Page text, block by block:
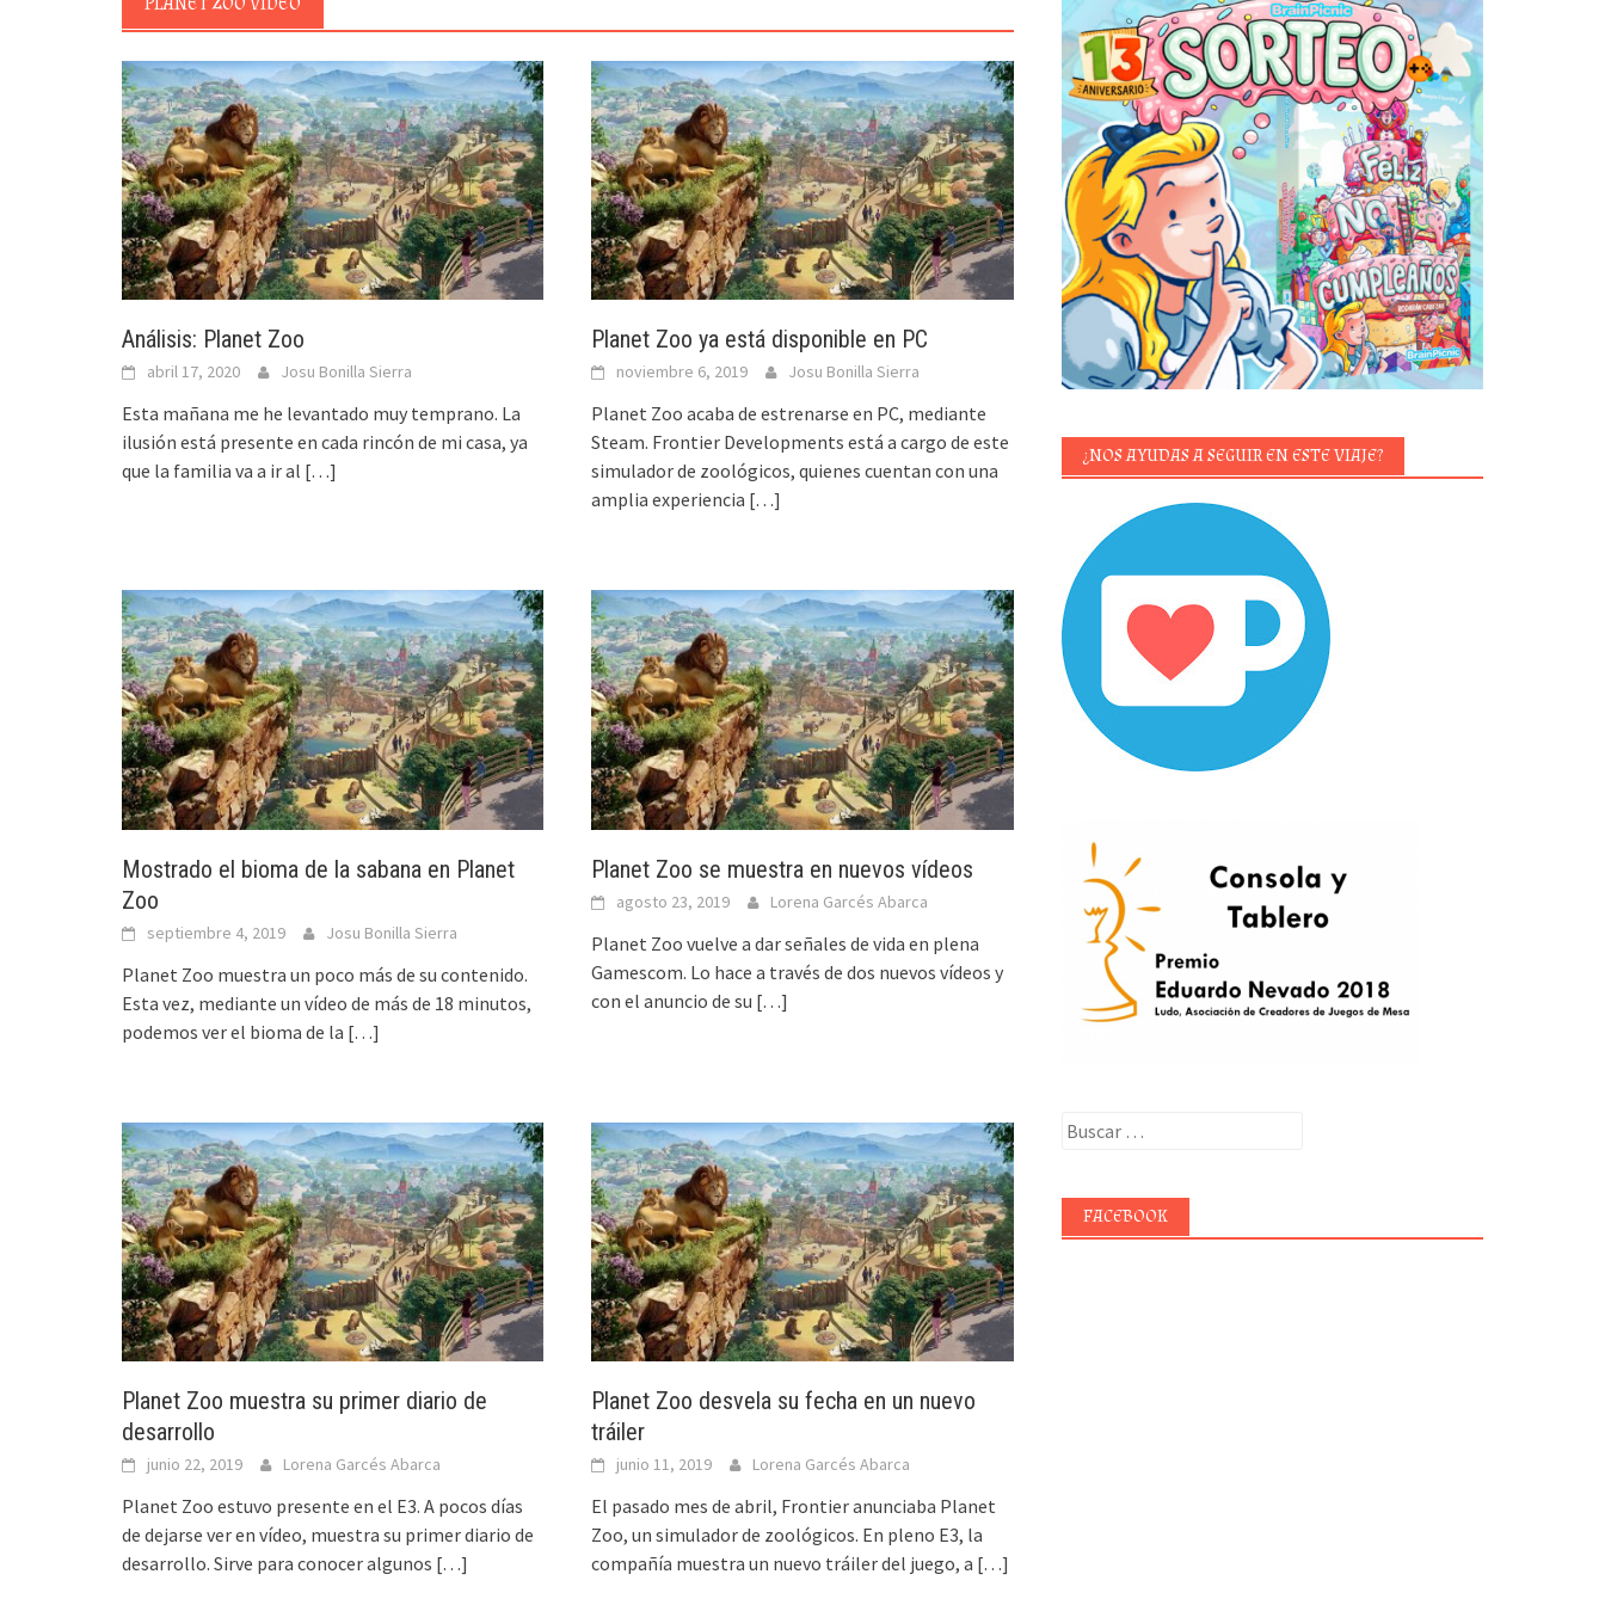
Análisis: Planet Zoo
abril 17, 2020 Josu Bonilla Sierra
Esta mañana me he levantado muy temprano. La
ilusión está presente en cada rincón de mi casa, ya
que la familia va a ir al […]
Planet Zoo ya está disponible en PC
noviembre 6, 2019 Josu Bonilla Sierra
Planet Zoo acaba de estrenarse en PC, mediante
Steam. Frontier Developments está a cargo de este
simulador de zoológicos, quienes cuentan con una
amplia experiencia […]
Mostrado el bioma de la sabana en Planet
Zoo
septiembre 4, 2019 Josu Bonilla Sierra
Planet Zoo muestra un poco más de su contenido.
Esta vez, mediante un vídeo de más de 18 minutos,
podemos ver el bioma de la […]
Planet Zoo se muestra en nuevos vídeos
agosto 23, 2019 Lorena Garcés Abarca
Planet Zoo vuelve a dar señales de vida en plena
Gamescom. Lo hace a través de dos nuevos vídeos y
con el anuncio de su […]
Planet Zoo muestra su primer diario de
desarrollo
junio 22, 2019 Lorena Garcés Abarca
Planet Zoo estuvo presente en el E3. A pocos días
de dejarse ver en vídeo, muestra su primer diario de
desarrollo. Sirve para conocer algunos […]
Planet Zoo desvela su fecha en un nuevo
tráiler
junio 11, 2019 Lorena Garcés Abarca
El pasado mes de abril, Frontier anunciaba Planet
Zoo, un simulador de zoológicos. En pleno E3, la
compañía muestra un nuevo tráiler del juego, a […]
¿NOS AYUDAS A SEGUIR EN ESTE VIAJE?
Buscar:
FACEBOOK